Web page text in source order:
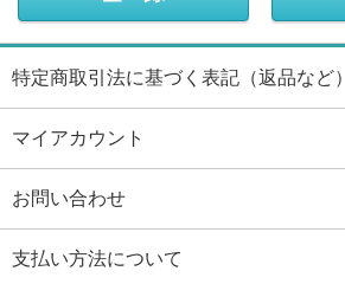
特定商取引法に基づく表記（返品など）
マイアカウント
お問い合わせ
支払い方法について